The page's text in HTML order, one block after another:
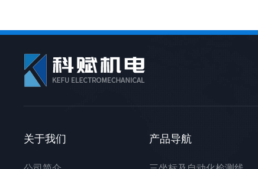
关于我们 产品导航